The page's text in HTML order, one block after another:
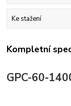
Ke stažení
Kompletní
GPC-60-